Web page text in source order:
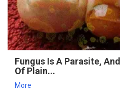
Fungus Is A Parasite,
Of Plain...
More